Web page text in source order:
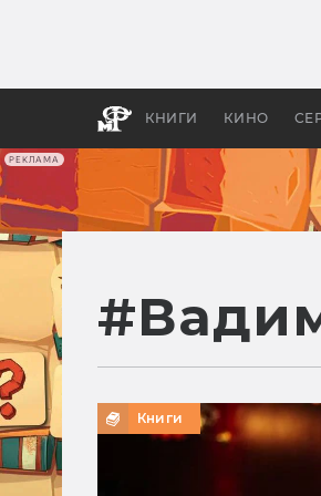
РЕКЛАМА
КНИГИ КИНО
#
Книги